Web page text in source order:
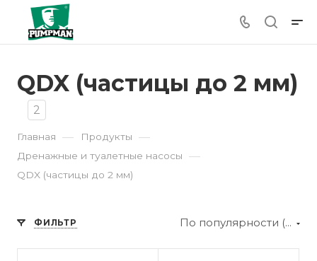
QDX (частицы до 2 мм)
2
Главная — Продукты —
Дренажные и туалетные насосы —
QDX (частицы до 2 мм)
ФИЛЬТР По популярности (убывание)